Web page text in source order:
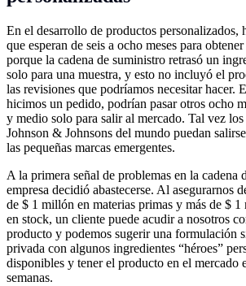
En el desarrollo de productos personalizados,
que esperan de seis a ocho meses para
porque la cadena de suministro retrasó un
solo para una muestra, y esto no incluyó el
las revisiones que podríamos necesitar hacer.
hicimos un pedido, podrían pasar otros ocho
y medio solo para salir al mercado. Tal vez
Johnson & Johnsons del mundo puedan
las pequeñas marcas emergentes.
A la primera señal de problemas en la cadena
empresa decidió abastecerse. Al asegurarnos
de $ 1 millón en materias primas y más de $ 1
en stock, un cliente puede acudir a nosotros
producto y podemos sugerir una formulación
privada con algunos ingredientes “héroes”
disponibles y tener el producto en el mercado
semanas.